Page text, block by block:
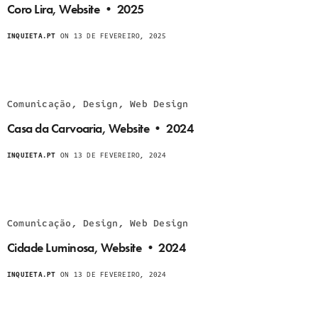
Coro Lira, Website • 2025
INQUIETA.PT ON 13 DE FEVEREIRO, 2025
Comunicação, Design, Web Design
Casa da Carvoaria, Website • 2024
INQUIETA.PT ON 13 DE FEVEREIRO, 2024
Comunicação, Design, Web Design
Cidade Luminosa, Website • 2024
INQUIETA.PT ON 13 DE FEVEREIRO, 2024